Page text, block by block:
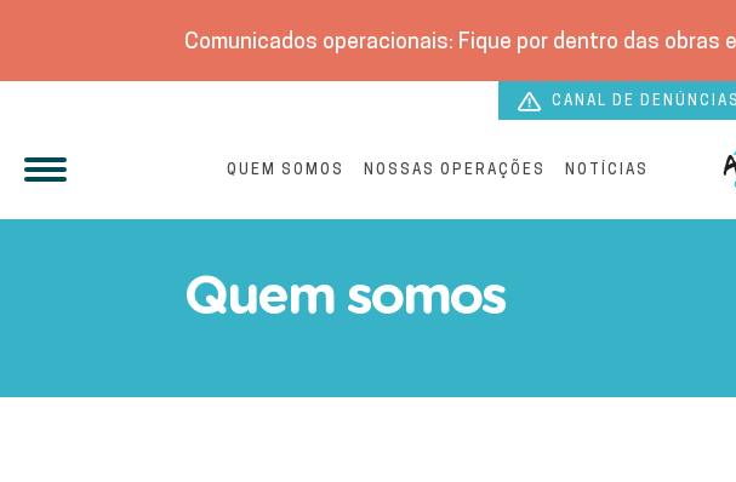
Comunicados operacionais: Fique por dentro das
CANAL DE DENÚNCIAS
QUEM SOMOS NOSSAS OPERAÇÕES NOTÍCIAS
Conheça os locais de atuação em
Quem somos